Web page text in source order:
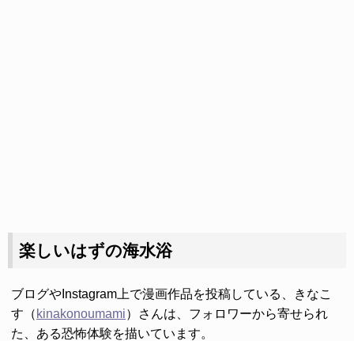
楽しいはずの海水浴
ブログやInstagram上で漫画作品を投稿している、きなこ
す（ kinakonoumami）さんは、フォロワーから寄せられ
た、ある恐怖体験を描いています。